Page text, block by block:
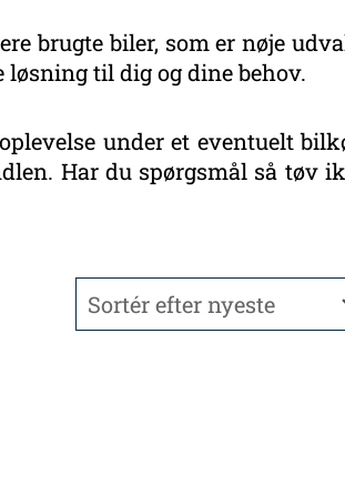
brugte biler, som er nøje
til dig og dine behov.
under et eventuelt
Har du spørgsmål så tøv